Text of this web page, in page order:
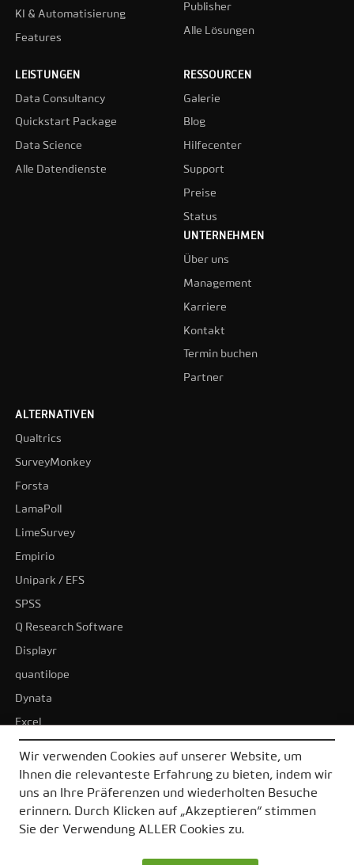
KI & Automatisierung
Features
Publisher
Alle Lösungen
LEISTUNGEN
Data Consultancy
Quickstart Package
Data Science
Alle Datendienste
RESSOURCEN
Galerie
Blog
Hilfecenter
Support
Preise
Status
UNTERNEHMEN
Über uns
Management
Karriere
Kontakt
Termin buchen
Partner
ALTERNATIVEN
Qualtrics
SurveyMonkey
Forsta
LamaPoll
LimeSurvey
Empirio
Unipark / EFS
SPSS
Q Research Software
Displayr
quantilope
Dynata
Excel
Tableau
Power BI
Alle Alternativen
Wir verwenden Cookies auf unserer Website, um
Ihnen die relevanteste Erfahrung zu bieten, indem wir
uns an Ihre Präferenzen und wiederholten Besuche
erinnern. Durch Klicken auf „Akzeptieren“ stimmen
Sie der Verwendung ALLER Cookies zu.